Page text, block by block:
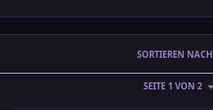
SEITE 1 VON 2
SORTIEREN NACH